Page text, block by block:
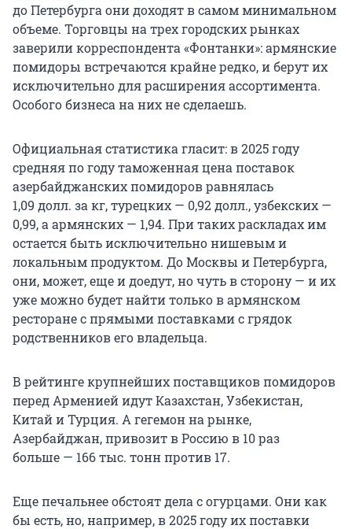
до Петербурга они доходят в самом минимальном
объеме. Торговцы на трех городских рынках
заверили корреспондента «Фонтанки»: армянские
помидоры встречаются крайне редко, и берут их
исключительно для расширения ассортимента.
Особого бизнеса на них не сделаешь.
Официальная статистика гласит: в 2025 году
средняя по году таможенная цена поставок
азербайджанских помидоров равнялась
1,09 долл. за кг, турецких — 0,92 долл., узбекских —
0,99, а армянских — 1,94. При таких раскладах им
остается быть исключительно нишевым и
локальным продуктом. До Москвы и Петербурга,
они, может, еще и доедут, но чуть в сторону — и их
уже можно будет найти только в армянском
ресторане с прямыми поставками с грядок
родственников его владельца.
В рейтинге крупнейших поставщиков помидоров
перед Арменией идут Казахстан, Узбекистан,
Китай и Турция. А гегемон на рынке,
Азербайджан, привозит в Россию в 10 раз
больше — 166 тыс. тоннпротив 17.
Еще печальнее обстоят дела с огурцами. Они как
бы есть, но, например, в 2025 году их поставки